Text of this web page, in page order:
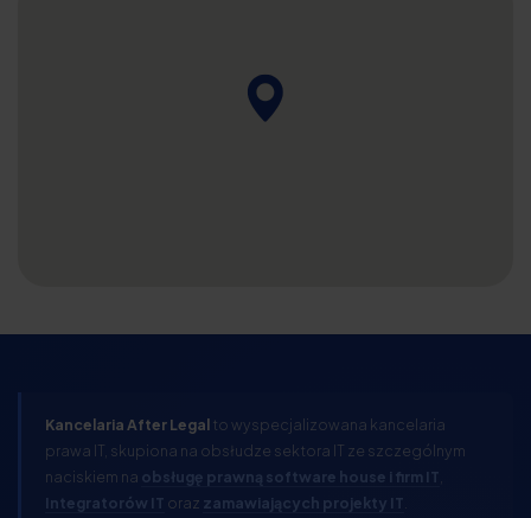
Kancelaria After Legalto wyspecjalizowana kancelaria
prawa IT, skupiona na obsłudze sektora IT ze szczególnym
naciskiem na obsługę prawną software house i firm IT
Integratorów IT oraz zamawiających projekty IT